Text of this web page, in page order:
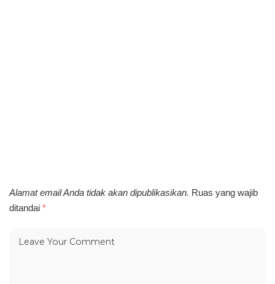
Alamat email Anda tidak akan dipublikasikan. Ruas yang wajib
ditandai *